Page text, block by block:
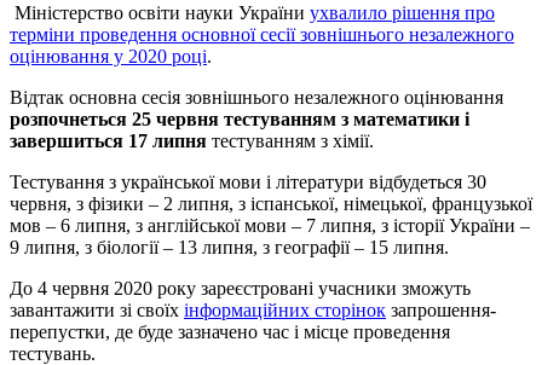
Міністерство освіти науки України ухвалило рішення про
терміни проведення основної сесії зовнішнього незалежного
оцінювання у 2020 році.
Відтак основна сесія зовнішнього незалежного оцінювання
розпочнеться 25 червня тестуванням з математики і
завершиться 17 липня тестуванням з хімії.
Тестування з української мови і літератури відбудеться 30
червня, з фізики – 2 липня, з іспанської, німецької, французької
мов – 6 липня, з англійської мови – 7 липня, з історії України –
9 липня, з біології – 13 липня, з географії – 15 липня.
До 4 червня 2020 року зареєстровані учасники зможуть
завантажити зі своїх інформаційних сторінок запрошення-
перепустки, де буде зазначено час і місце проведення
тестувань.